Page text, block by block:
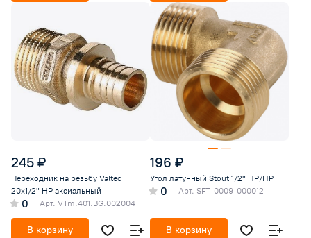
245 ₽
Переходник на резьбу Valtec
20х1/2" НР аксиальный
0 Арт. VTm.401.BG.002004
В корзину
196 ₽
Угол латунный Stout 1/2" НР/НР
0 Арт. SFT-0009-000012
В корзину